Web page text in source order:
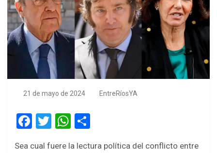
21 de mayo de 2024 EntreRíosYA
F
T
W
Sea cual fuere la lectura política del conflicto entre